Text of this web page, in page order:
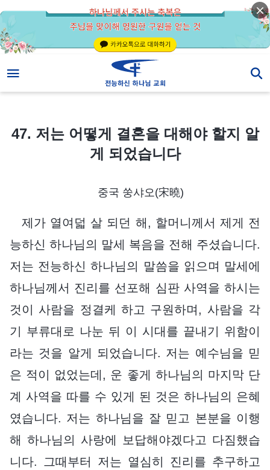
47. 저는 어떻게 결혼을 대해야 할지 알게 되었습니다
47. 저는 어떻게 결혼을 대해야 할지 알
게 되었습니다
중국 쑹샤오(宋曉)
제가 열여덟 살 되던 해, 할머니께서 제게 전
능하신 하나님의 말세 복음을 전해 주셨습니다.
저는 전능하신 하나님의 말씀을 읽으며 말세에
하나님께서 진리를 선포해 심판 사역을 하시는
것이 사람을 정결케 하고 구원하며, 사람을 각
기 부류대로 나눈 뒤 이 시대를 끝내기 위함이
라는 것을 알게 되었습니다. 저는 예수님을 믿
은 적이 없었는데, 운 좋게 하나님의 마지막 단
계 사역을 따를 수 있게 된 것은 하나님의 은혜
였습니다. 저는 하나님을 잘 믿고 본분을 이행
해 하나님의 사랑에 보답해야겠다고 다짐했습
니다. 그때부터 저는 열심히 진리를 추구하고